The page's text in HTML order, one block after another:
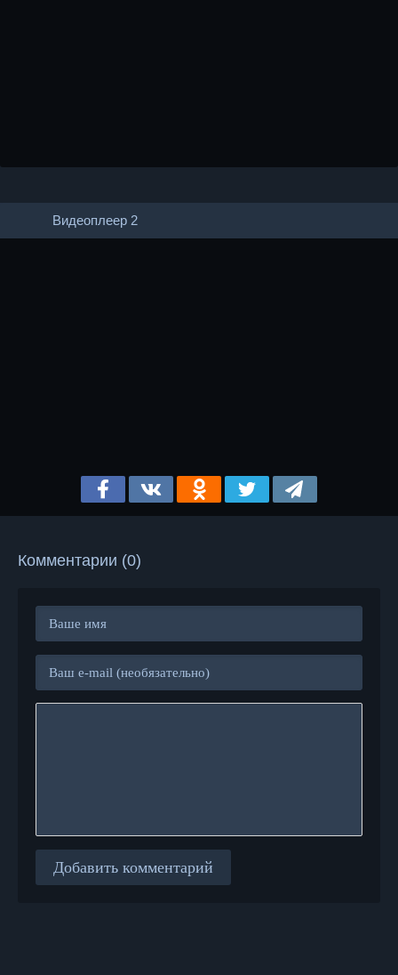
Видеоплеер 2
Комментарии (0)
Добавить комментарий